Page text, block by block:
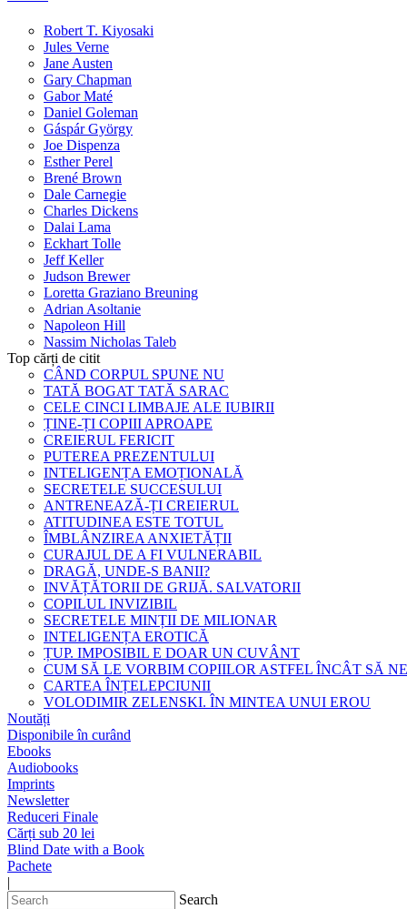
Robert T. Kiyosaki
Jules Verne
Jane Austen
Gary Chapman
Gabor Maté
Daniel Goleman
Gáspár György
Joe Dispenza
Esther Perel
Brené Brown
Dale Carnegie
Charles Dickens
Dalai Lama
Eckhart Tolle
Jeff Keller
Judson Brewer
Loretta Graziano Breuning
Adrian Asoltanie
Napoleon Hill
Nassim Nicholas Taleb
Top cărți de citit
CÂND CORPUL SPUNE NU
TATĂ BOGAT TATĂ SARAC
CELE CINCI LIMBAJE ALE IUBIRII
ȚINE-ȚI COPIII APROAPE
CREIERUL FERICIT
PUTEREA PREZENTULUI
INTELIGENȚA EMOȚIONALĂ
SECRETELE SUCCESULUI
ANTRENEAZĂ-ȚI CREIERUL
ATITUDINEA ESTE TOTUL
ÎMBLÂNZIREA ANXIETĂȚII
CURAJUL DE A FI VULNERABIL
DRAGĂ, UNDE-S BANII?
INVĂȚĂTORII DE GRIJĂ. SALVATORII
COPILUL INVIZIBIL
SECRETELE MINȚII DE MILIONAR
INTELIGENȚA EROTICĂ
ȚUP. IMPOSIBIL E DOAR UN CUVÂNT
CUM SĂ LE VORBIM COPIILOR ASTFEL ÎNCÂT SĂ
CARTEA ÎNȚELEPCIUNII
VOLODIMIR ZELENSKI. ÎN MINTEA UNUI EROU
Noutăți
Disponibile în curând
Ebooks
Audiobooks
Imprints
Newsletter
Reduceri Finale
Cărți sub 20 lei
Blind Date with a Book
Pachete
|
Search